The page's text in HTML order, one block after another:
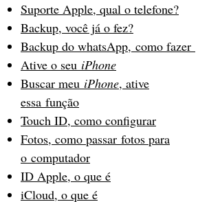
Suporte Apple, qual o telefone?
Backup, você já o fez?
Backup do whatsApp, como fazer
Ative o seu iPhone
Buscar meu iPhone, ative
essa função
Touch ID, como configurar
Fotos, como passar fotos para
o computador
ID Apple, o que é
iCloud, o que é